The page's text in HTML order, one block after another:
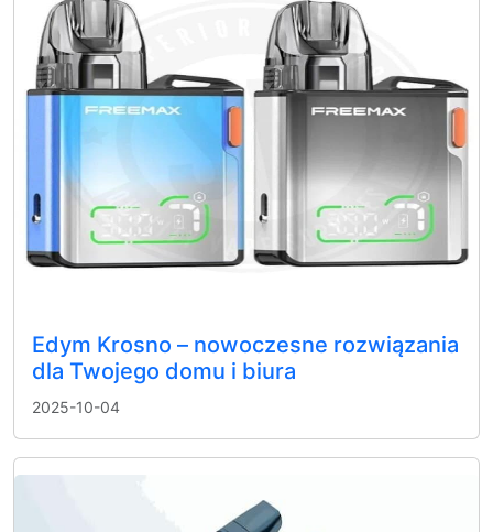
Edym Krosno – nowoczesne rozwiązania
dla Twojego domu i biura
2025-10-04